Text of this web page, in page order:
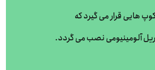
هایی قرار می گیرد که
آلومینیومی نصب می گردد.